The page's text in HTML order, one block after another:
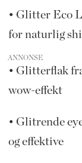
• Glitter Eco
for naturlig
ANNONSE
• Glitterflak
wow-effekt
• Glitrende
og effektive